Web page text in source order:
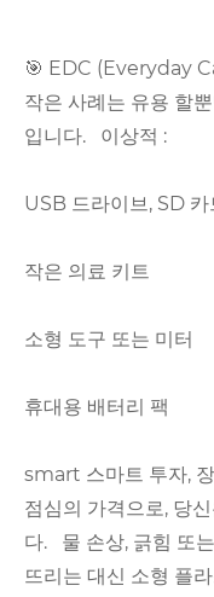
🎯 EDC (Everyday
작은 사례는 유용 할
입니다. 이상적 :
USB 드라이브, SD 카
작은 의료 키트
소형 도구 또는 미터
휴대용 배터리 팩
smart 스마트 투자,
점심의 가격으로, 당
다. 물 손상, 긁힘 또
뜨리는 대신 소형 플